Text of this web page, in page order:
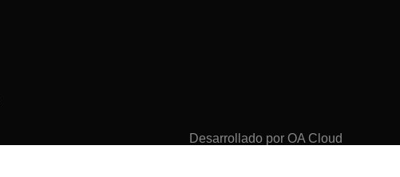
Desarrollado por OA Cloud